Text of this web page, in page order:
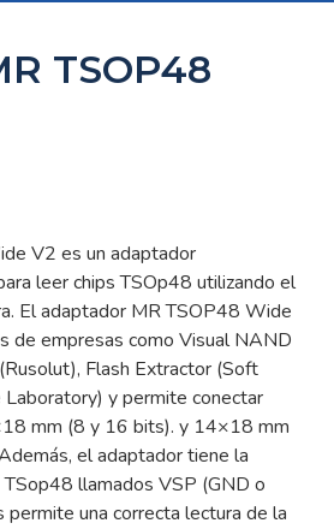
TSOP48
V2 es un adaptador
leer chips TSOp48 utilizando el
El adaptador MR TSOP48 Wide
de empresas como Visual NAND
Flash Extractor (Soft
y permite conectar
mm (8 y 16 bits). y 14×18 mm
el adaptador tiene la
llamados VSP (GND o
permite una correcta lectura de la